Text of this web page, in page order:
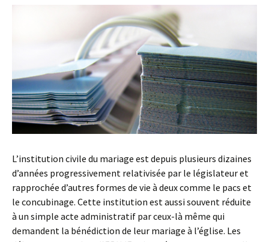
L’institution civile du mariage est depuis plusieurs dizaines
d’années progressivement relativisée par le législateur et
rapprochée d’autres formes de vie à deux comme le pacs et
le concubinage. Cette institution est aussi souvent réduite
à un simple acte administratif par ceux-là même qui
demandent la bénédiction de leur mariage à l’église. Les